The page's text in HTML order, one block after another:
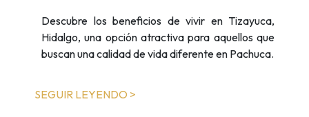
Descubre los beneficios de vivir en Tizayuca,
Hidalgo, una opción atractiva para aquellos que
buscan una calidad de vida diferente en Pachuca.
SEGUIR LEYENDO >